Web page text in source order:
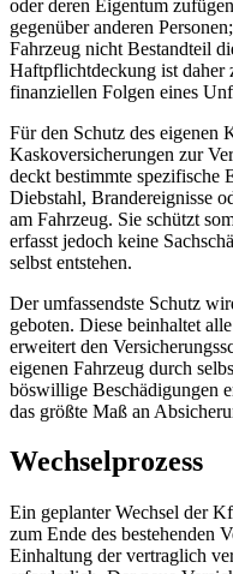
oder deren Eigentum
gegenüber anderen
Fahrzeug nicht Bestandteil
Haftpflichtdeckung ist daher
finanziellen Folgen eines
Für den Schutz des eigenen
Kaskoversicherungen zur
deckt bestimmte spezifische
Diebstahl, Brandereignisse
am Fahrzeug. Sie schützt
erfasst jedoch keine
selbst entstehen.
Der umfassendste Schutz
geboten. Diese beinhaltet
erweitert den
eigenen Fahrzeug durch
böswillige Beschädigungen
das größte Maß an
Wechselprozess
Ein geplanter Wechsel der
zum Ende des bestehenden
Einhaltung der vertraglich